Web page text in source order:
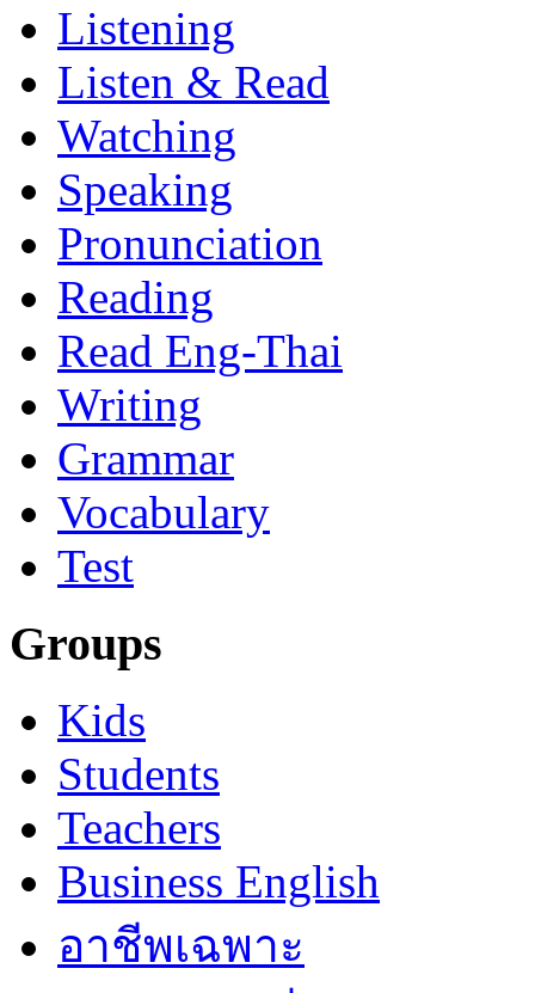
Listening
Listen & Read
Watching
Speaking
Pronunciation
Reading
Read Eng-Thai
Writing
Grammar
Vocabulary
Test
Groups
Kids
Students
Teachers
Business English
อาชีพเฉพาะ